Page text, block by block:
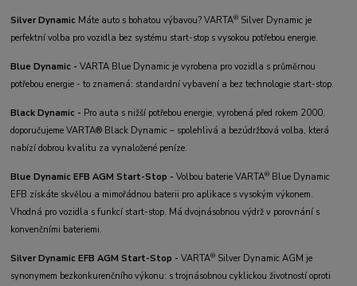
Silver Dynamic Máte auto s bohatou výbavou? VARTA® Silver Dynamic je
perfektní volba pro vozidla bez systému start-stop s vysokou potřebou energie.
Blue Dynamic -VARTA Blue Dynamic je vyrobena pro vozidla s průměrnou
potřebou energie - to znamená: standardní vybavení a bez technologie start-stop.
Black Dynamic - Pro auta s nižší potřebou energie, vyrobená před rokem 2000,
doporučujeme VARTA® Black Dynamic – spolehlivá a bezúdržbová volba, která
nabízí dobrou kvalitu za vynaložené peníze.
Blue Dynamic EFB AGM Start-Stop -Volbou baterie VARTA® Blue Dynamic
EFB získáte skvělou a mimořádnou baterii pro aplikace s vysokým výkonem.
Vhodná pro vozidla s funkcí start-stop. Má dvojnásobnou výdrž v porovnání s
konvenčními bateriemi.
Silver Dynamic EFB AGM Start-Stop -VARTA® Silver Dynamic AGM je
synonymem bezkonkurenčního výkonu: s trojnásobnou cyklickou životností oproti